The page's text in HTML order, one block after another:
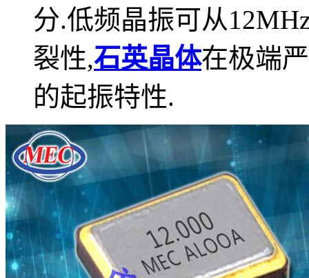
分.低频晶振可从
裂性,石英晶体在极端
的起振特性.